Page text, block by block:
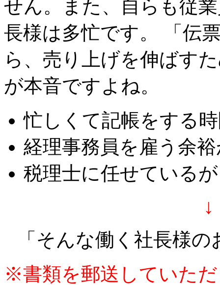
せん。また、自らも従
長様は多忙です。 「伝
ら、売り上げを伸ばす
が本音ですよね。
忙しくて記帳をする
経理事務員を雇う余
税理士に任せている
「そんな働く社長様
※書類を郵送していた